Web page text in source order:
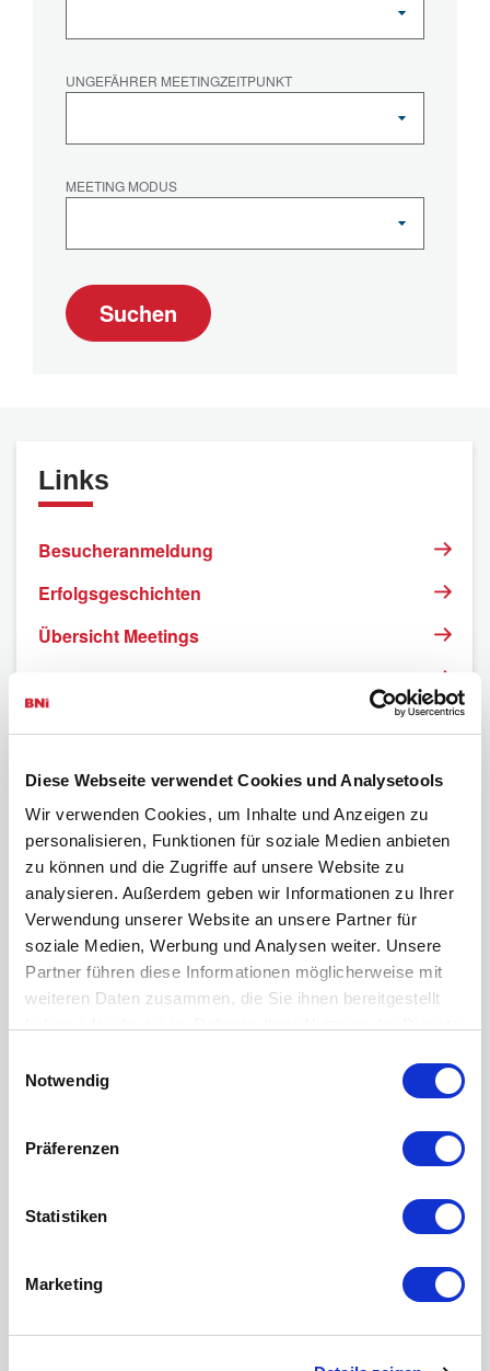
Diese Webseite verwendet Cookies und Analysetools
Wir verwenden Cookies, um Inhalte und Anzeigen zu
personalisieren, Funktionen für soziale Medien anbieten
zu können und die Zugriffe auf unsere Website zu
analysieren. Außerdem geben wir Informationen zu Ihrer
Verwendung unserer Website an unsere Partner für
soziale Medien, Werbung und Analysen weiter. Unsere
Partner führen diese Informationen möglicherweise mit
weiteren Daten zusammen, die Sie ihnen bereitgestellt
Notwendig
Präferenzen
Statistiken
Marketing
UNGEFÄHRER MEETINGZEITPUNKT
MEETING MODUS
Suchen
Links
Besucheranmeldung
Erfolgsgeschichten
Übersicht Meetings
Impressum
Datenschutzerklärung